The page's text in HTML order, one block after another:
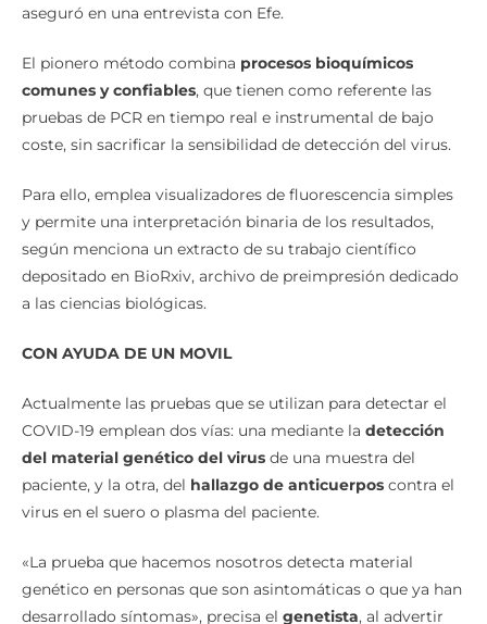
comunes y confiables, que tienen como referente las
pruebas de PCR en tiempo real e instrumental de bajo
coste, sin sacrificar la sensibilidad de detección del virus.
y permite una interpretación binaria de los resultados,
según menciona un extracto de su trabajo científico
depositado en BioRxiv, archivo de preimpresión dedicado
a las ciencias biológicas.
COVID-19 emplean dos vías: una mediante la detección
del material genético del virus de una muestra del
paciente, y la otra, delhallazgo de anticuerposcontra el
virus en el suero o plasma del paciente.
genético en personas que son asintomáticas o que ya han
desarrollado síntomas», precisa elgenetista, al advertir
que no sirven para conocer la exposición previa al virus,